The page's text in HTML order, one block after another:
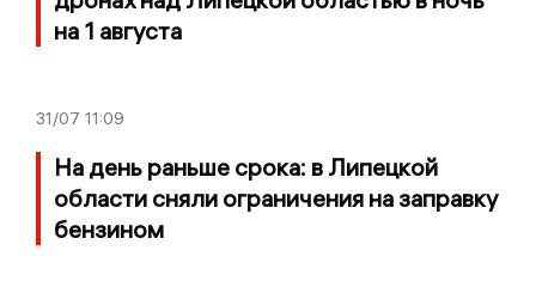
на 1 августа
31/07 11:09
На день раньше срока: в Липецкой
области сняли ограничения на заправку
бензином